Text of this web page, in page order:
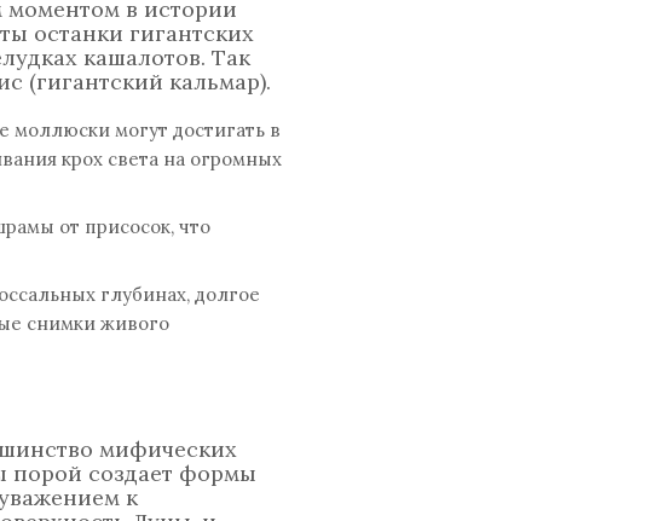
моментом в истории
останки гигантских
кашалотов. Так
(гигантский кальмар).
моллюски могут достигать в
крох света на огромных
от присосок, что
глубинах, долгое
снимки живого
мифических
порой создает формы
к